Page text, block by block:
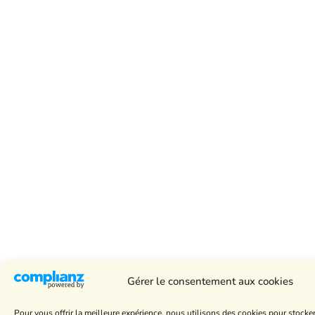
Gérer le consentement aux cookies